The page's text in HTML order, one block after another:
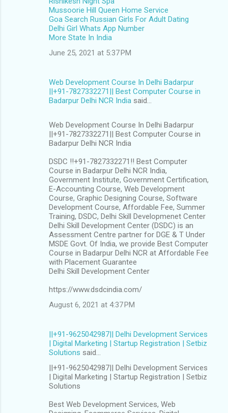
Mussoorie Hill Queen Home Service
Goa Search Russian Girls For Adult Dating
Delhi Girl Whats App Number
More State In India
June 25, 2021 at 5:37 PM
Web Development Course In Delhi Badarpur
||+91-7827332271|| Best Computer Course in
Badarpur Delhi NCR India said…
Web Development Course In Delhi Badarpur
||+91-7827332271|| Best Computer Course in
Badarpur Delhi NCR India
DSDC !!+91-7827332271!! Best Computer
Course in Badarpur Delhi NCR India,
Government Institute, Government Certification,
E-Accounting Course, Web Development
Course, Graphic Designing Course, Software
Development Course, Affordable Fee, Summer
Training, DSDC, Delhi Skill Developmenet Center
Delhi Skill Development Center (DSDC) is an
Assessment Centre partner for DGE & T Under
MSDE Govt. Of India, we provide Best Computer
Course in Badarpur Delhi NCR at Affordable Fee
with Placement Guarantee
Delhi Skill Development Center
https://www.dsdcindia.com/
August 6, 2021 at 4:37 PM
||+91-9625042987|| Delhi Development Services
| Digital Marketing | Startup Registration | Setbiz
Solutions said…
||+91-9625042987|| Delhi Development Services
| Digital Marketing | Startup Registration | Setbiz
Solutions
Best Web Development Services, Web